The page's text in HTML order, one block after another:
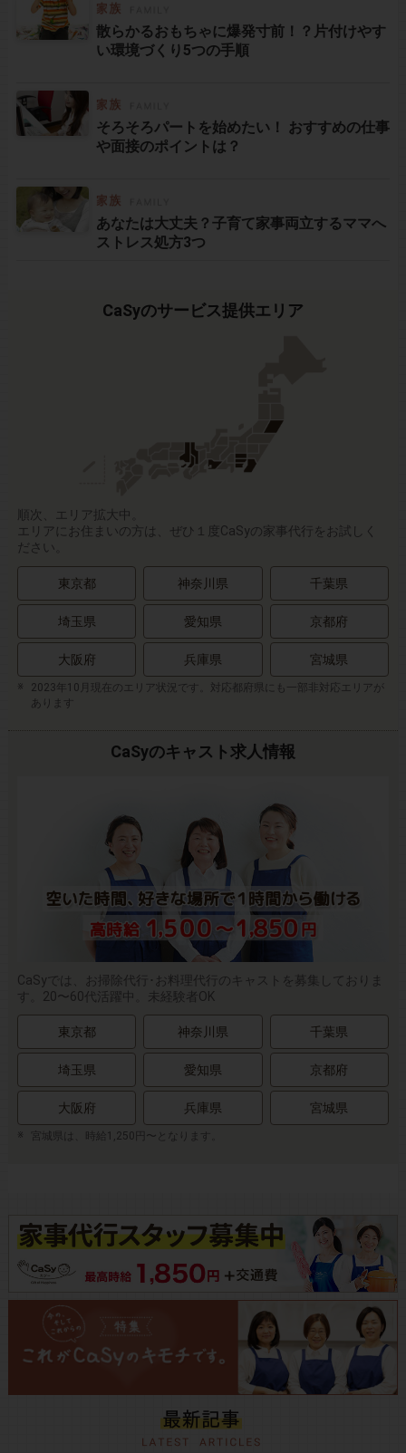
散らかるおもちゃに爆発寸前！？片付けやす
い環境づくり5つの手順
そろそろパートを始めたい！ おすすめの仕事
や面接のポイントは？
あなたは大丈夫？子育て家事両立するママへ
ストレス処方3つ
CaSyのサービス提供エリア
順次、エリア拡大中。
エリアにお住まいの方は、ぜひ１度CaSyの家事代行をお試しく
ださい。
東京都 神奈川県 千葉県
埼玉県 愛知県 京都府
大阪府 兵庫県 宮城県
2023年10月現在のエリア状況です。対応都府県にも一部非対応エリアが
あります
CaSyのキャスト求人情報
CaSyでは、お掃除代行･お料理代行のキャストを募集しておりま
す。20〜60代活躍中。未経験者OK
東京都 神奈川県 千葉県
埼玉県 愛知県 京都府
大阪府 兵庫県 宮城県
宮城県は、時給1,250円〜となります。